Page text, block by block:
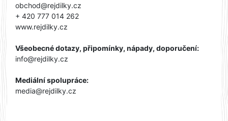
obchod@rejdilky.cz
+ 420 777 014 262
www.rejdilky.cz
Všeobecné dotazy, připomínky, nápady, doporučení:
info@rejdilky.cz
Mediální spolupráce:
media@rejdilky.cz